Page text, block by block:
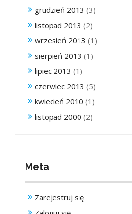
grudzień 2013 (3)
listopad 2013 (2)
wrzesień 2013 (1)
sierpień 2013 (1)
lipiec 2013 (1)
czerwiec 2013 (5)
kwiecień 2010 (1)
listopad 2000 (2)
Meta
Zarejestruj się